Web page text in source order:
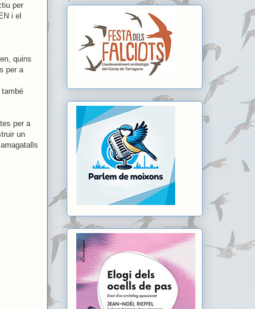
per
i el
quins
per a
per a
un